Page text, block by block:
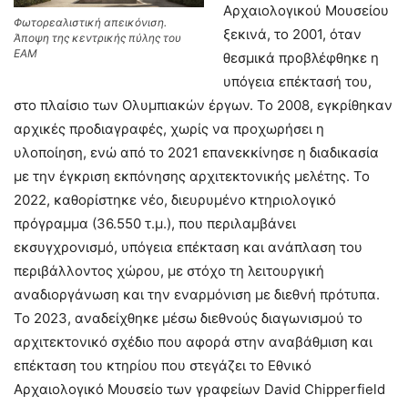
Φωτορεαλιστική απεικόνιση.
Άποψη της κεντρικής πύλης του
ΕΑΜ
Αρχαιολογικού Μουσείου
ξεκινά, το 2001, όταν
θεσμικά προβλέφθηκε η
υπόγεια επέκτασή του,
στο πλαίσιο των Ολυμπιακών έργων. Το 2008, εγκρίθηκαν
αρχικές προδιαγραφές, χωρίς να προχωρήσει η
υλοποίηση, ενώ από το 2021 επανεκκίνησε η διαδικασία
με την έγκριση εκπόνησης αρχιτεκτονικής μελέτης. Το
2022, καθορίστηκε νέο, διευρυμένο κτηριολογικό
πρόγραμμα (36.550 τ.μ.), που περιλαμβάνει
εκσυγχρονισμό, υπόγεια επέκταση και ανάπλαση του
περιβάλλοντος χώρου, με στόχο τη λειτουργική
αναδιοργάνωση και την εναρμόνιση με διεθνή πρότυπα.
Το 2023, αναδείχθηκε μέσω διεθνούς διαγωνισμού το
αρχιτεκτονικό σχέδιο που αφορά στην αναβάθμιση και
επέκταση του κτηρίου που στεγάζει το Εθνικό
Αρχαιολογικό Μουσείο των γραφείων David Chipperfield